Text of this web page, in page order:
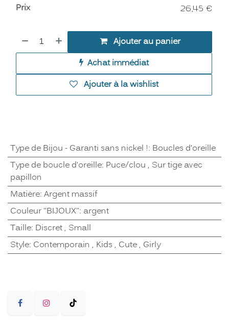
Ajouter au panier
Achat immédiat
Ajouter à la wishlist
Prix 26,45 €
Type de Bijou - Garanti sans nickel !: Boucles d'oreille
Type de boucle d'oreille: Puce/clou , Sur tige avec
papillon
Matière: Argent massif
Couleur "BIJOUX": argent
Taille: Discret, Small
Style: Contemporain , Kids , Cute, Girly